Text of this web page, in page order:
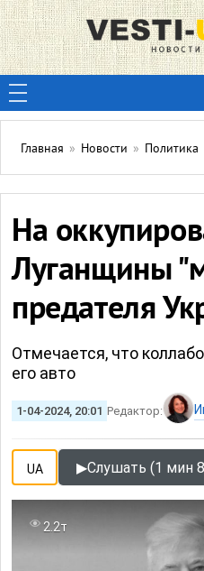
Главная » Новости » Политика
На
Луганщины
предателя
Отмечается, что
его авто
1-04-2024, 20:01 Редактор:
UA ▶Слушать (1 мин
2.2т